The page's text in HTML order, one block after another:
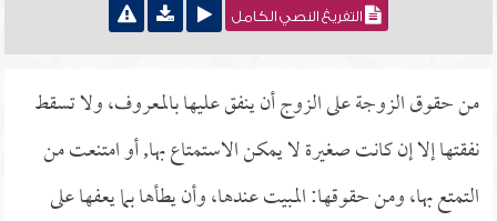
التفريغ النصي الكامل
من حقوق الزوجة على الزوج أن ينفق عليها بالمعروف، ولا تسقط
نفقتها إلا إن كانت صغيرة لا يمكن الاستمتاع بها, أو امتنعت من
التمتع بها، ومن حقوقها: المبيت عندها، وأن يطأها بما يعفها على